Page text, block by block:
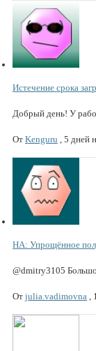
Истечение срока
Добрый день! У
От Kenguru 5 дней
НА: Упрощённое
@dmitry3105
От julia.vadimovna